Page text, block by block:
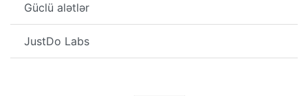
Güclü alətlər
JustDo Labs